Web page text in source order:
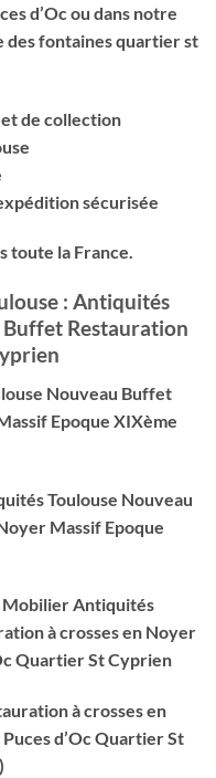
d’Oc ou dans notre
des fontaines quartier st
de collection
sécurisée
toute la France.
: Antiquités
Restauration
Nouveau Buffet
Epoque XIXème
Toulouse Nouveau
Massif Epoque
Mobilier Antiquités
à crosses en Noyer
Quartier St Cyprien
à crosses en
d’Oc Quartier St